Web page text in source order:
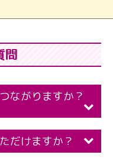
問
ながりますか？
だけますか？